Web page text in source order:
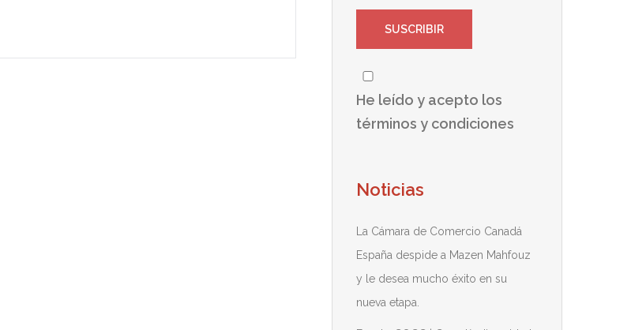
He leído y acepto los
términos y condiciones
Noticias
La Cámara de Comercio Canadá
España despide a Mazen Mahfouz
y le desea mucho éxito en su
nueva etapa.